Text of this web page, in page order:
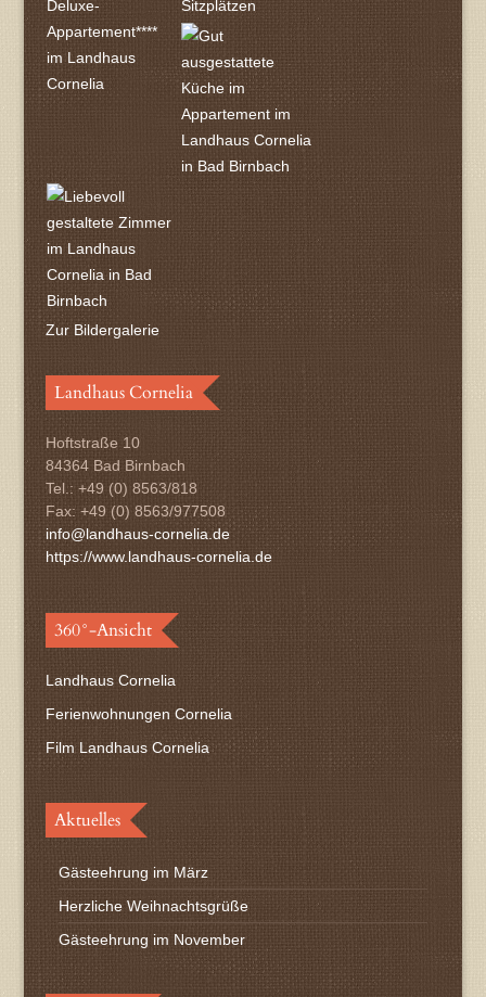
Zur Bildergalerie
Landhaus Cornelia
Hoftstraße 10
84364 Bad Birnbach
Tel.: +49 (0) 8563/818
Fax: +49 (0) 8563/977508
info@landhaus-cornelia.de
https://www.landhaus-cornelia.de
360°-Ansicht
Landhaus Cornelia
Ferienwohnungen Cornelia
Film Landhaus Cornelia
Aktuelles
Gästeehrung im März
Herzliche Weihnachtsgrüße
Gästeehrung im November